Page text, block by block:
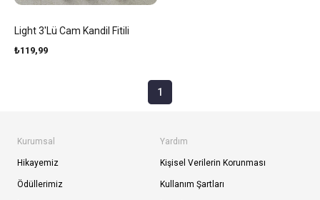
Light 3'lü Cam Kandil Fitili
₺119,99
1
Kurumsal
Hikayemiz
Ödüllerimiz
Yardım
Kişisel Verilerin Korunması
Kullanım Şartları